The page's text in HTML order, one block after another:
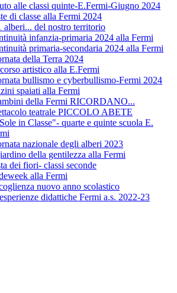
alle classi quinte-E.Fermi-Giugno 2024
di classe alla Fermi 2024
alberi... del nostro territorio
infanzia-primaria 2024 alla Fermi
primaria-secondaria 2024 alla Fermi
della Terra 2024
artistico alla E.Fermi
bullismo e cyberbullismo-Fermi 2024
spaiati alla Fermi
della Fermi RICORDANO...
teatrale PICCOLO ABETE
in Classe"- quarte e quinte scuola E.
nazionale degli alberi 2023
della gentilezza alla Fermi
dei fiori- classi seconde
alla Fermi
nuovo anno scolastico
didattiche Fermi a.s. 2022-23